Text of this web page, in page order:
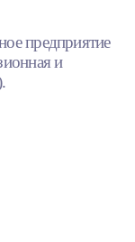
предприятие
и